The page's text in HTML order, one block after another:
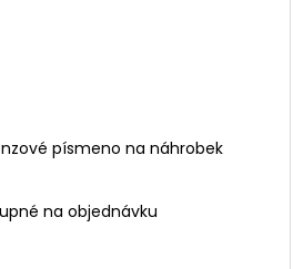
písmeno na náhrobek
na objednávku